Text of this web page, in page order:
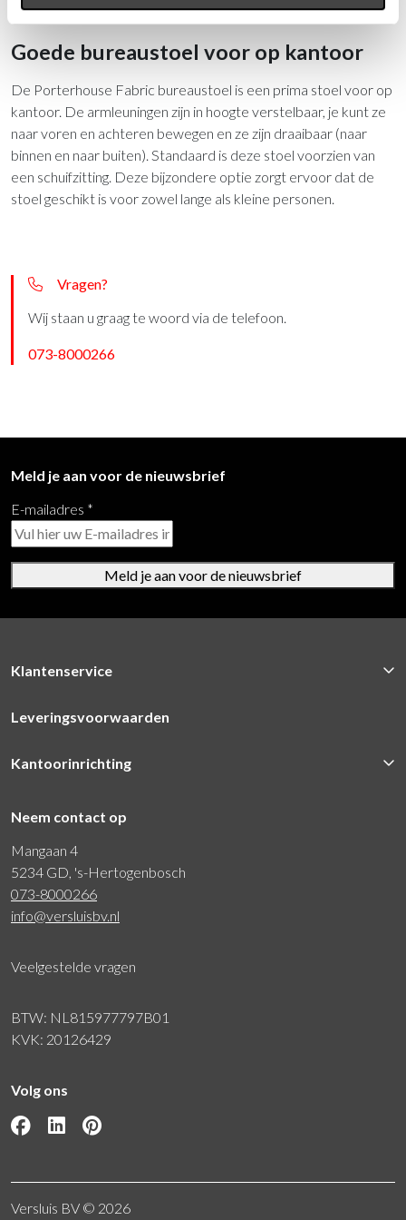
wanneer je wat langer op de stoel werkt.
Goede bureaustoel voor op kantoor
De Porterhouse Fabric bureaustoel is een prima stoel voor op
kantoor. De armleuningen zijn in hoogte verstelbaar, je kunt ze
naar voren en achteren bewegen en ze zijn draaibaar (naar
binnen en naar buiten). Standaard is deze stoel voorzien van
een schuifzitting. Deze bijzondere optie zorgt ervoor dat de
stoel geschikt is voor zowel lange als kleine personen.
Vragen?
Wij staan u graag te woord via de telefoon.
073-8000266
Meld je aan voor de nieuwsbrief
E-mailadres *
Meld je aan voor de nieuwsbrief
Klantenservice
Leveringsvoorwaarden
Kantoorinrichting
Neem contact op
Mangaan 4
5234 GD, 's-Hertogenbosch
073-8000266
info@versluisbv.nl
Veelgestelde vragen
BTW: NL815977797B01
KVK: 20126429
Volg ons
Versluis BV © 2026